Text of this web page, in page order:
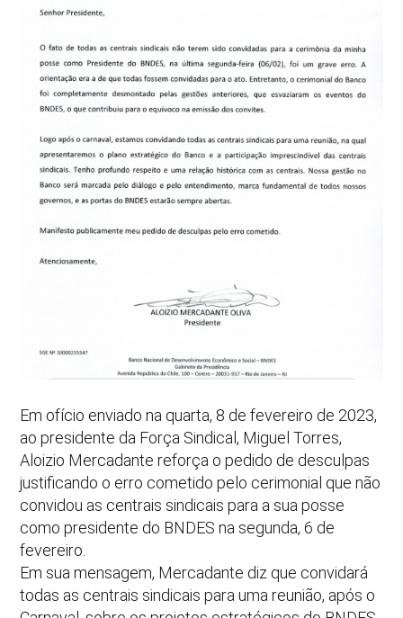
Em ofício enviado na quarta, 8 de fevereiro de 2023,
ao presidente da Força Sindical, Miguel Torres,
Aloizio Mercadante reforça o pedido de desculpas
justificando o erro cometido pelo cerimonial que não
convidou as centrais sindicais para a sua posse
como presidente do BNDES na segunda, 6 de
fevereiro.
Em sua mensagem, Mercadante diz que convidará
todas as centrais sindicais para uma reunião, após o